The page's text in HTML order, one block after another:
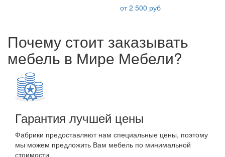
от 2 500 руб
Почему стоит заказывать
мебель в Мире Мебели?
Гарантия лучшей цены
Фабрики предоставляют нам специальные цены, поэтому
мы можем предложить Вам мебель по минимальной
стоимости